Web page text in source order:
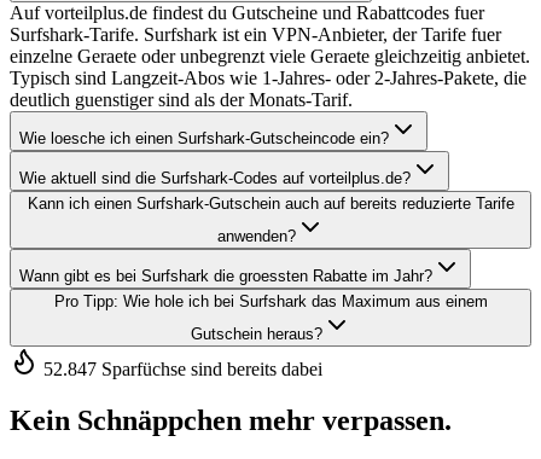
Auf vorteilplus.de findest du Gutscheine und Rabattcodes fuer
Surfshark-Tarife. Surfshark ist ein VPN-Anbieter, der Tarife fuer
einzelne Geraete oder unbegrenzt viele Geraete gleichzeitig anbietet.
Typisch sind Langzeit-Abos wie 1-Jahres- oder 2-Jahres-Pakete, die
deutlich guenstiger sind als der Monats-Tarif.
Wie loesche ich einen Surfshark-Gutscheincode ein?
Wie aktuell sind die Surfshark-Codes auf vorteilplus.de?
Kann ich einen Surfshark-Gutschein auch auf bereits reduzierte Tarife
anwenden?
Wann gibt es bei Surfshark die groessten Rabatte im Jahr?
Pro Tipp: Wie hole ich bei Surfshark das Maximum aus einem
Gutschein heraus?
52.847 Sparfüchse sind bereits dabei
Kein Schnäppchen mehr verpassen.